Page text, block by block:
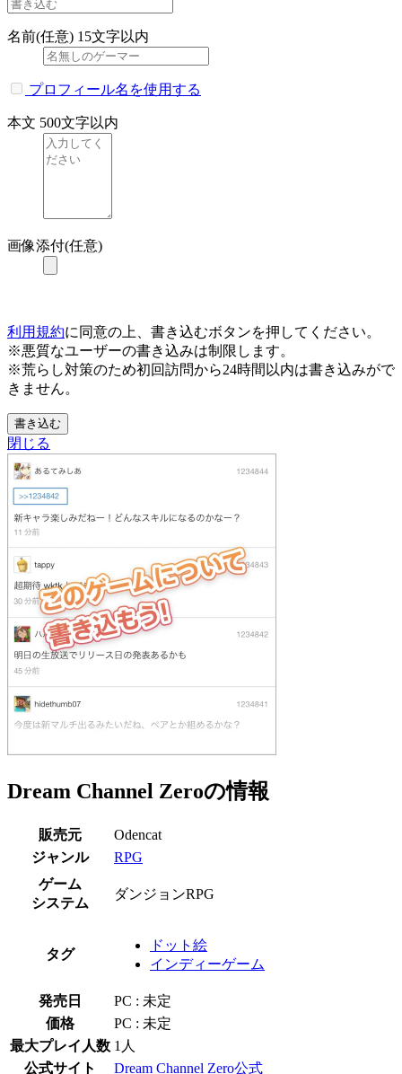
名前(任意) 15文字以内
プロフィール名を使用する
本文 500文字以内
画像添付(任意)
利用規約に同意の上、書き込むボタンを押してください。
※悪質なユーザーの書き込みは制限します。
※荒らし対策のため初回訪問から24時間以内は書き込みがで
きません。
書き込む
閉じる
Dream Channel Zeroの情報
販売元
Odencat
ジャンル
RPG
ゲーム
システム
ダンジョンRPG
タグ
ドット絵
インディーゲーム
発売日
PC : 未定
価格
PC : 未定
最大プレイ人数 1人
公式サイト
Dream Channel Zero公式